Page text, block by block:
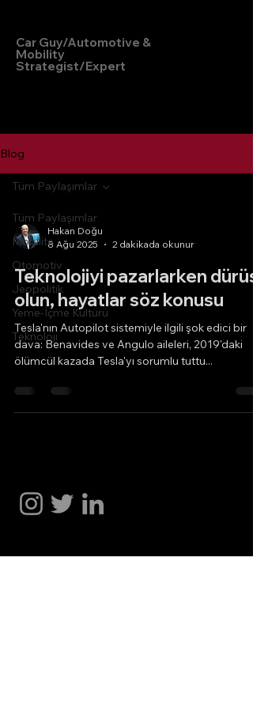
Car Guy/Automotive &
Mobility
Strategist/Expert
Blog
Tüm Paylaşımlar
Mobilite
Otomotiv
Jeopolitik
Yeme-İçme Kültürü
Teknoloji
Tüm Paylaşımlar
Hakan Doğu
8 Ağu 2025
2 dakikada okunur
Teknolojiyi pazarlarken
olun, hayatlar söz konusu
Tesla'nın Autopilot sistemiyle ilgili şok edici bir
dava: Benavides ve Angulo aileleri, 2019'daki
ölümcül kazada Tesla'yı sorumlu tuttu...